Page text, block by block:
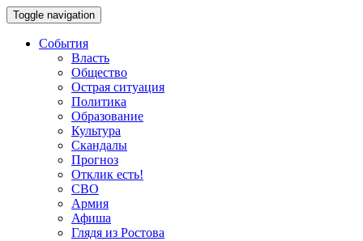
Toggle navigation
События
Власть
Общество
Острая ситуация
Политика
Образование
Культура
Скандалы
Прогноз
Отклик есть!
СВО
Армия
Афиша
Глядя из Ростова